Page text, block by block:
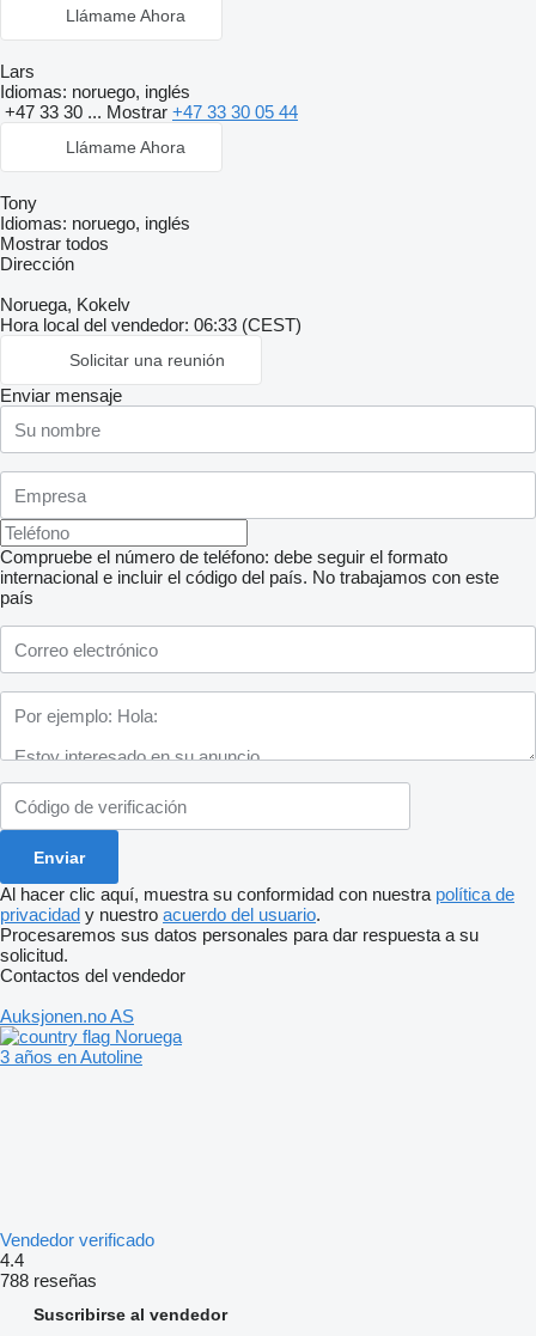
Llámame Ahora
Lars
Idiomas: noruego, inglés
+47 33 30 ... Mostrar +47 33 30 05 44
Llámame Ahora
Tony
Idiomas: noruego, inglés
Mostrar todos
Dirección
Noruega, Kokelv
Hora local del vendedor: 06:33 (CEST)
Solicitar una reunión
Enviar mensaje
Compruebe el número de teléfono: debe seguir el formato
internacional e incluir el código del país. No trabajamos con este
país
Al hacer clic aquí, muestra su conformidad con nuestra política de
privacidad y nuestro acuerdo del usuario.
Procesaremos sus datos personales para dar respuesta a su
solicitud.
Contactos del vendedor
Auksjonen.no AS
Noruega
3 años en Autoline
Vendedor verificado
4.4
788 reseñas
Suscribirse al vendedor